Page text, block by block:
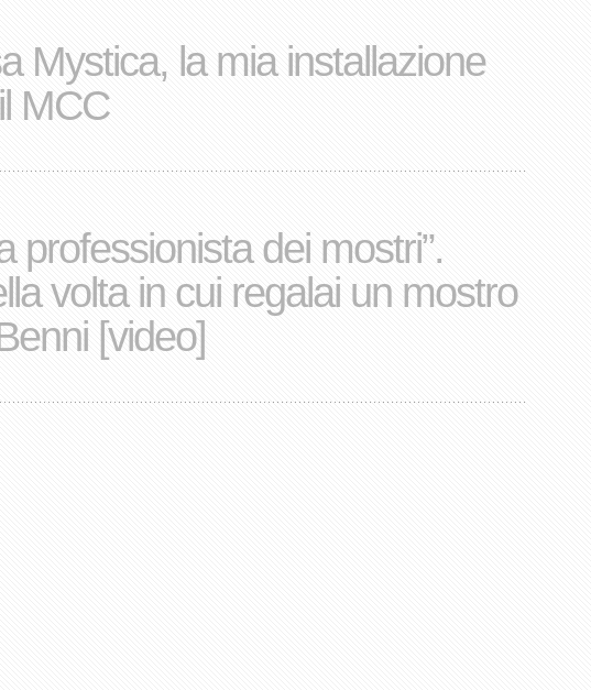
Mystica, la mia installazione
MCC
professionista dei mostri”.
volta in cui regalai un mostro
[video]